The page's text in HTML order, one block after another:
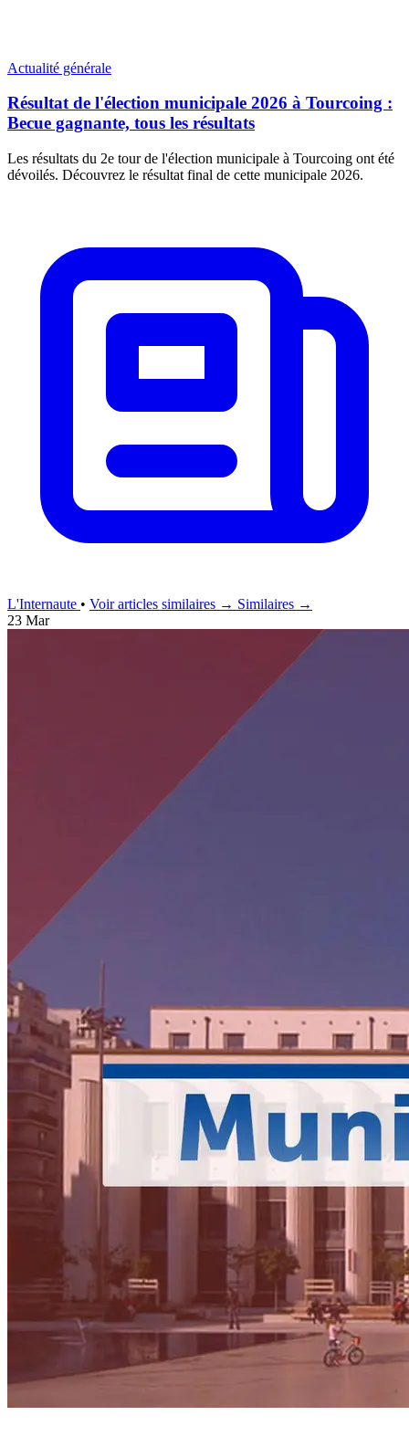
Actualité générale
Résultat de l'élection municipale 2026 à Tourcoing :
Becue gagnante, tous les résultats
Les résultats du 2e tour de l'élection municipale à Tourcoing ont été
dévoilés. Découvrez le résultat final de cette municipale 2026.
L'Internaute • Voir articles similaires → Similaires →
23 Mar